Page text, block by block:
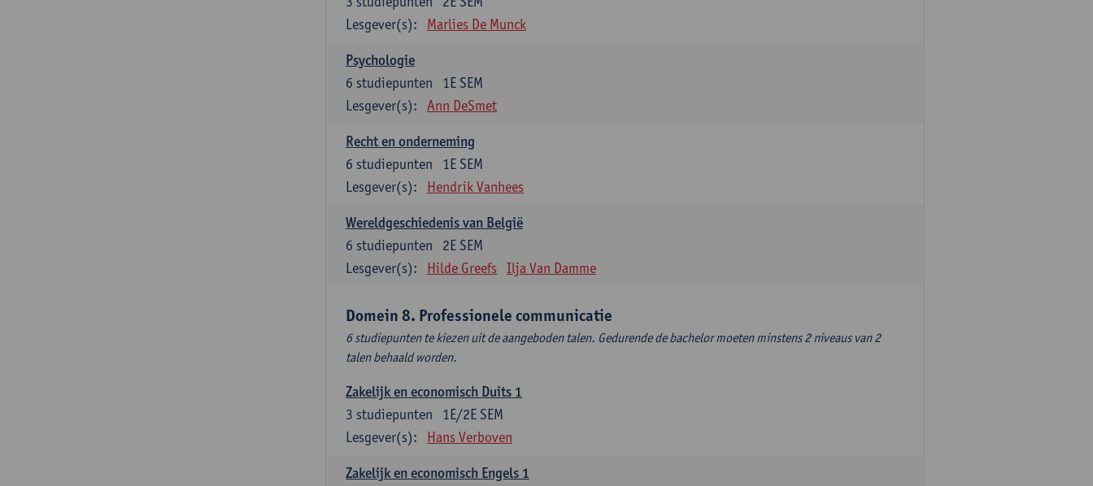
Lesgever(s):
Marlies De Munck
Psychologie
1E SEM
6 studiepunten
Lesgever(s):
Ann DeSmet
Recht en onderneming
1E SEM
6 studiepunten
Lesgever(s):
Hendrik Vanhees
Wereldgeschiedenis van België
2E SEM
6 studiepunten
Lesgever(s):
Hilde Greefs Ilja Van Damme
Domein 8. Professionele communicatie
6 studiepunten te kiezen uit de aangeboden talen. Gedurende de bachelor moeten minstens 2 niveaus van 2
talen behaald worden.
Zakelijk en economisch Duits 1
1E/2E SEM
3 studiepunten
Lesgever(s):
Hans Verboven
Zakelijk en economisch Engels 1